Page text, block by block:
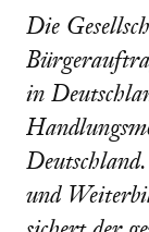
Die
in
und